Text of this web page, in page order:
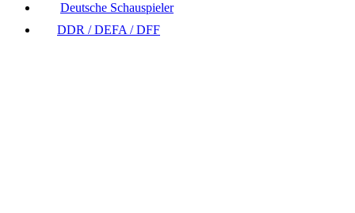
Deutsche Schauspieler
DDR / DEFA / DFF